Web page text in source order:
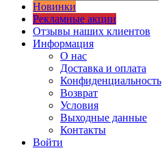
Новинки
Рекламные акции
Отзывы наших клиентов
Информация
О нас
Доставка и оплата
Конфиденциальность
Возврат
Условия
Выходные данные
Контакты
Войти